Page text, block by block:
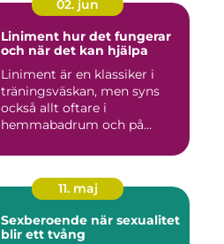
02. jun
Liniment hur det fungerar
och när det kan hjälpa
Liniment är en klassiker i
träningsväskan, men syns
också allt oftare i
hemmabadrum och på
11. maj
Sexberoende när sexualitet
blir ett tvång